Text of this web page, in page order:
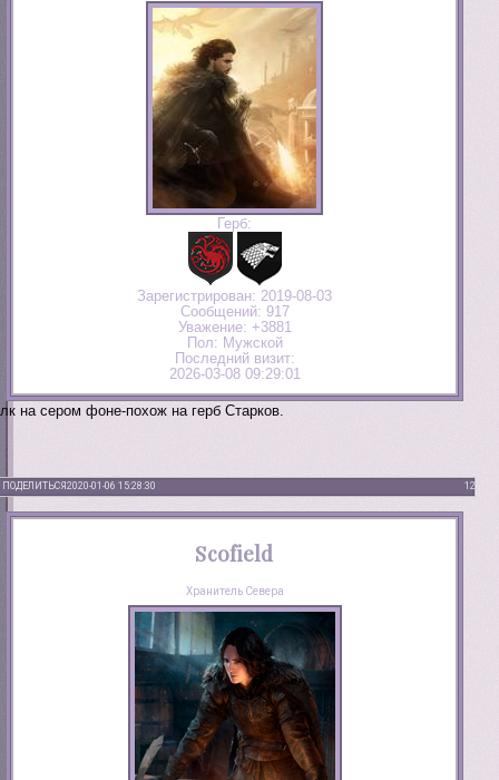
Герб:
Зарегистрирован: 2019-08-03
Сообщений: 917
Уважение: +3881
Пол: Мужской
Последний визит:
2026-03-08 09:29:01
на сером фоне-похож на герб Старков.
ПОДЕЛИТЬСЯ 12
2020-01-06 15:28:30
Scofield
Хранитель Севера